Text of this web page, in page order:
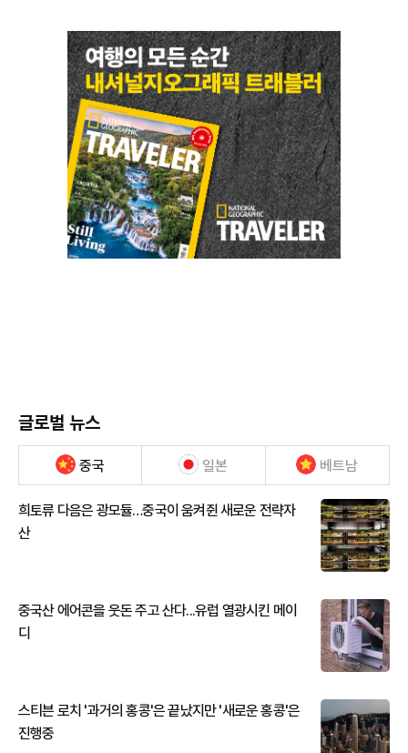
글로벌 뉴스
중국 일본 베트남
희토류 다음은 광모듈…중국이 움켜쥔 새로운 전략자
산
중국산 에어콘을 웃돈 주고 산다...유럽 열광시킨 메이
디
스티븐 로치 '과거의 홍콩'은 끝났지만 '새로운 홍콩'은
진행중